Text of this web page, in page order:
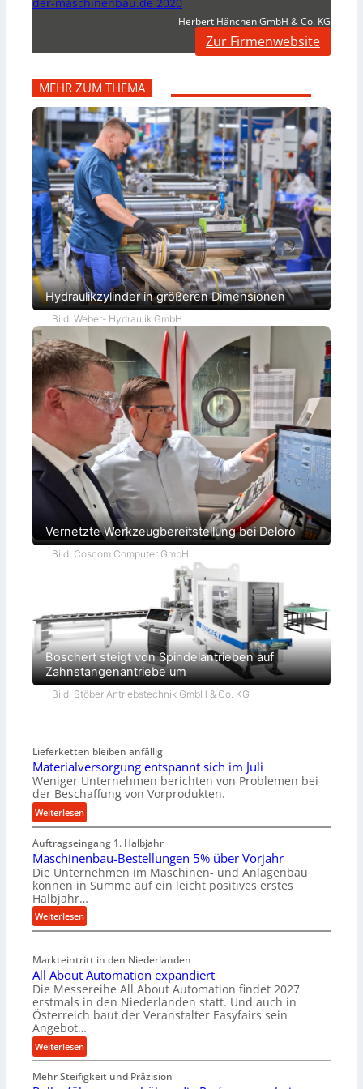
Herbert Hänchen GmbH & Co. KG
Zur Firmenwebsite
MEHR ZUM THEMA
Hydraulikzylinder in größeren Dimensionen
Bild: Weber- Hydraulik GmbH
Vernetzte Werkzeugbereitstellung bei Deloro
Bild: Coscom Computer GmbH
Boschert steigt von Spindelantrieben auf
Zahnstangenantriebe um
Bild: Stöber Antriebstechnik GmbH & Co. KG
Lieferketten bleiben anfällig
Materialversorgung entspannt sich im Juli
Weniger Unternehmen berichten von Problemen bei
der Beschaffung von Vorprodukten.
Weiterlesen:
M
a
t
e
r
i
a
l
e
r
s
o
u
n
Auftragseingang 1. Halbjahr
Maschinenbau-Bestellungen 5% über Vorjahr
Die Unternehmen im Maschinen- und Anlagenbau
können in Summe auf ein leicht positives erstes
Halbjahr…
Weiterlesen:
M
s
c
h
i
n
e
n
a
Markteintritt in den Niederlanden
All About Automation expandiert
Die Messereihe All About Automation findet 2027
erstmals in den Niederlanden statt. Und auch in
Österreich baut der Veranstalter Easyfairs sein
Angebot…
Weiterlesen:
A
l
Mehr Steifigkeit und Präzision